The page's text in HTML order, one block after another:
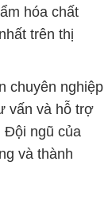
hóa chất
trên thị
chuyên nghiệp
vấn và hỗ trợ
Đội ngũ của
và thành